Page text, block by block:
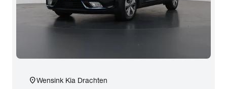
location_onWensink Kia Drachten